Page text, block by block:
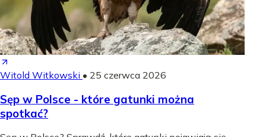
Witold Witkowski • 25 czerwca 2026
Sęp w Polsce - które gatunki można
spotkać?